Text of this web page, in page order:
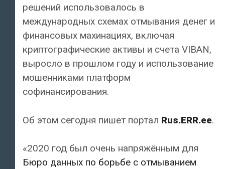
решений использовалось в
международных схемах отмывания денег и
финансовых махинациях, включая
криптографические активы и счета VIBAN,
выросло в прошлом году и использование
мошенниками платформ
софинансирования.
Об этом сегодня пишет портал Rus.ERR.ee.
«2020 год был очень напряжённым для
Бюро данных по борьбе с отмыванием